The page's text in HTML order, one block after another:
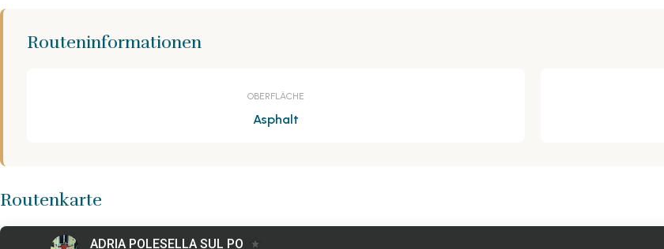
Routeninformationen
OBERFLÄCHE
Asphalt
Routenkarte